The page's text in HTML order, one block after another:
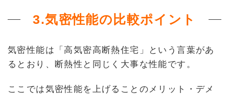
3.気密性能の比較ポイント
気密性能は「高気密高断熱住宅」という言葉があ
るとおり、断熱性と同じく大事な性能です。
ここでは気密性能を上げることのメリット・デメ